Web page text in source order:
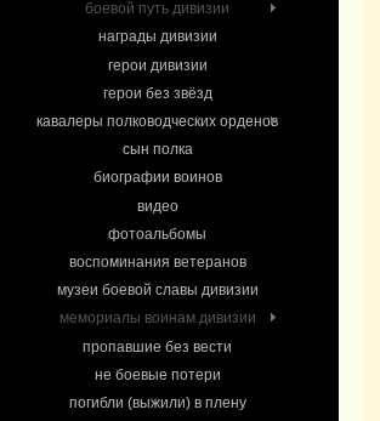
боевой путь дивизии
награды дивизии
герои дивизии
герои без звёзд
кавалеры полководческих орденов
сын полка
биографии воинов
видео
фотоальбомы
воспоминания ветеранов
музеи боевой славы дивизии
мемориалы воинам дивизии
пропавшие без вести
не боевые потери
погибли (выжили) в плену